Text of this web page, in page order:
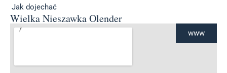
Wielka Nieszawka Olender
Jak dojechać
www